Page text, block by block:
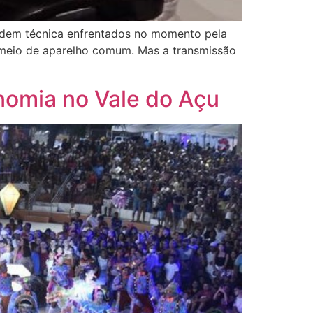
técnica enfrentados no momento pela
de aparelho comum. Mas a transmissão
no Vale do Açu